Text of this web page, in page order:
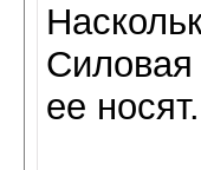
Силовая
ее носят.